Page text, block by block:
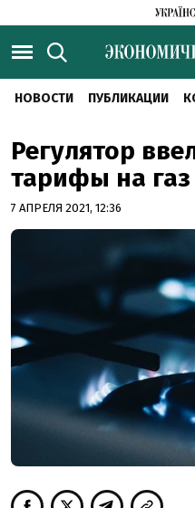
НОВОСТИ ПУБЛИКАЦИИ
Регулятор
тарифы на газ
7 АПРЕЛЯ 2021, 12:36